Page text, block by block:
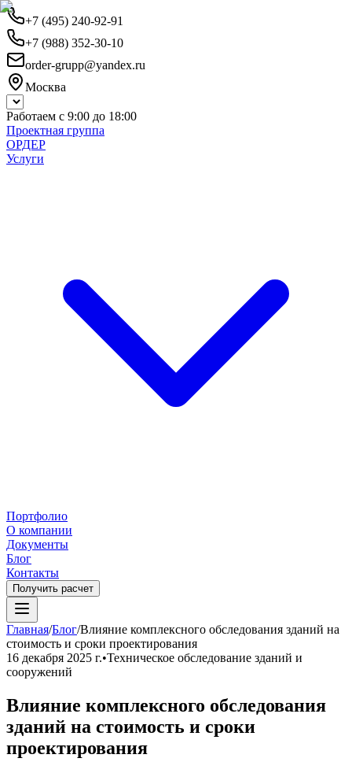
+7 (495) 240-92-91
+7 (988) 352-30-10
order-grupp@yandex.ru
Москва
Работаем с 9:00 до 18:00
Проектная группа
ОРДЕР
Услуги
Портфолио
О компании
Документы
Блог
Контакты
Получить расчет
Главная/Блог/Влияние комплексного обследования зданий на
стоимость и сроки проектирования
16 декабря 2025 г.•Техническое обследование зданий и
сооружений
Влияние комплексного обследования
зданий на стоимость и сроки
проектирования